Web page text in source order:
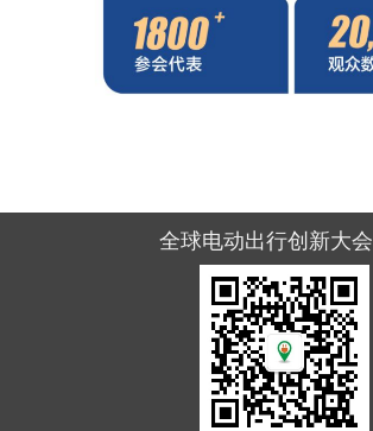
全球电动出行创新大会